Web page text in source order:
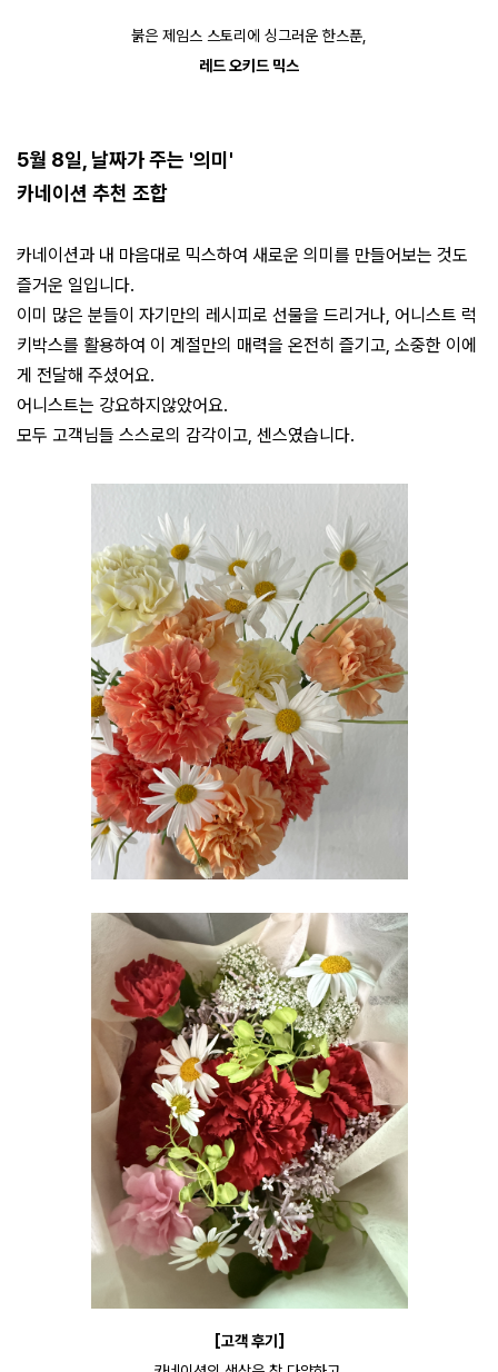
붉은 제임스 스토리에 싱그러운 한스푼,
레드 오키드 믹스
5월 8일, 날짜가 주는 '의미'
카네이션 추천 조합
카네이션과 내 마음대로 믹스하여 새로운 의미를 만들어보는 것도
즐거운 일입니다.
이미 많은 분들이 자기만의 레시피로 선물을 드리거나, 어니스트 럭
키박스를 활용하여 이 계절만의 매력을 온전히 즐기고, 소중한 이에
게 전달해 주셨어요.
어니스트는 강요하지않았어요.
모두 고객님들 스스로의 감각이고, 센스였습니다.
[고객 후기]